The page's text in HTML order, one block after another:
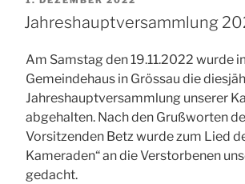
AM
Jahreshauptversammlung
Am Samstag den 19.11.2022 wurde
Gemeindehaus in Grössau die
Jahreshauptversammlung unserer
abgehalten. Nach den Grußworten
Vorsitzenden Betz wurde zum Lied
Kameraden“ an die Verstorbenen
gedacht.